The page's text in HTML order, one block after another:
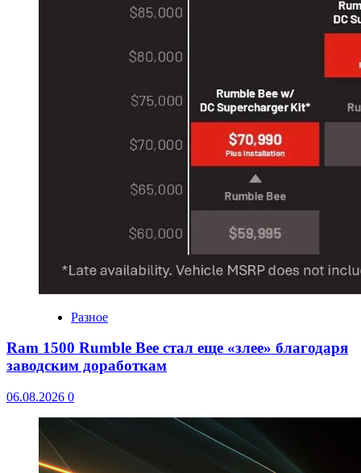
Разное
Ram 1500 Rumble Bee стал еще «злее» благодаря
заводским доработкам
06.08.2026 0